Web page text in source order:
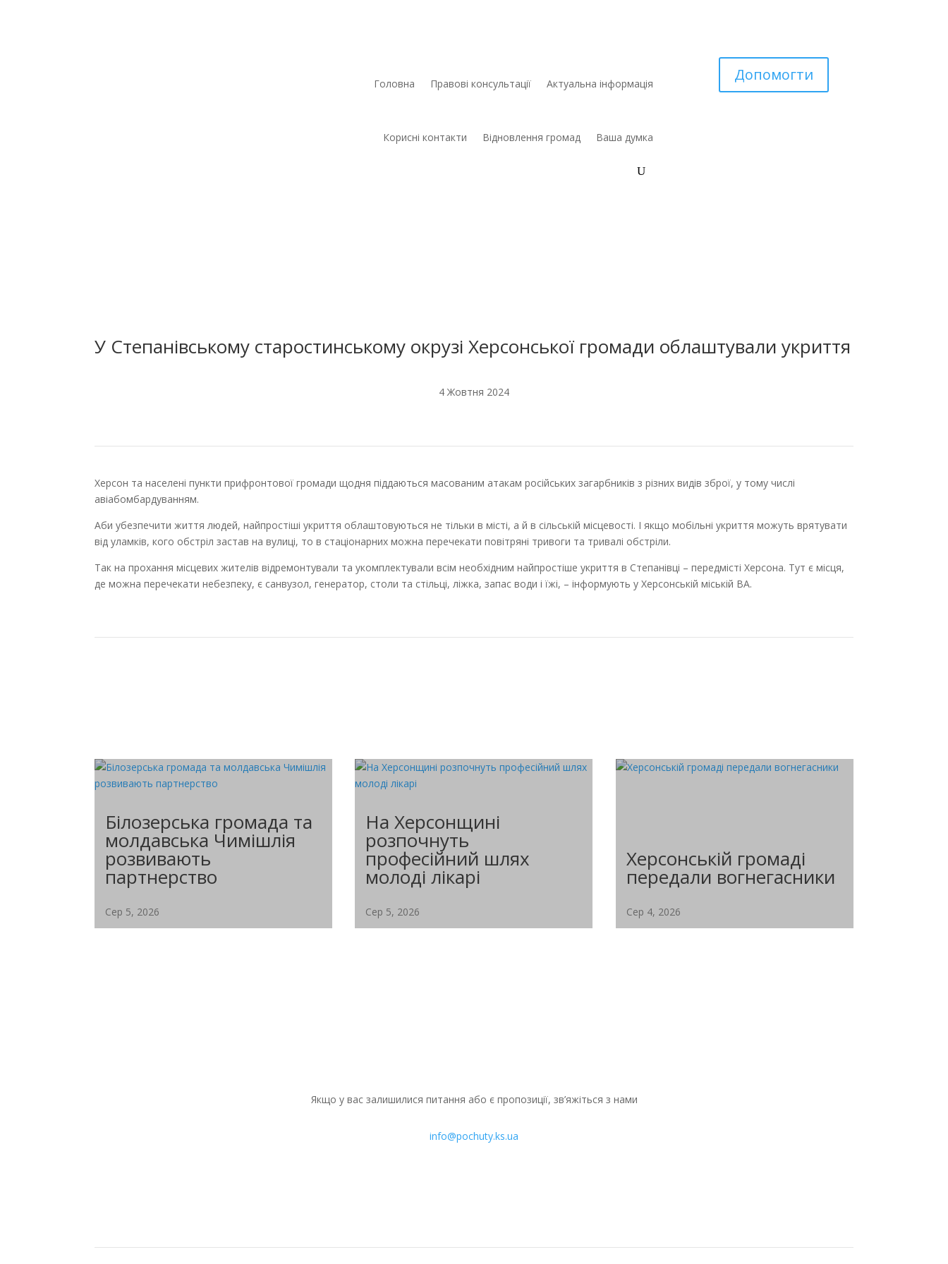
Головна Правові консультації Актуальна інформація
Корисні контакти Відновлення громад Ваша думка
Допомогти
У Степанівському старостинському окрузі Херсонської громади облаштували укриття
4 Жовтня 2024
Херсон та населені пункти прифронтової громади щодня піддаються масованим атакам російських загарбників з різних видів зброї, у тому числі
авіабомбардуванням.
Аби убезпечити життя людей, найпростіші укриття облаштовуються не тільки в місті, а й в сільській місцевості. І якщо мобільні укриття можуть врятувати
від уламків, кого обстріл застав на вулиці, то в стаціонарних можна перечекати повітряні тривоги та тривалі обстріли.
Так на прохання місцевих жителів відремонтували та укомплектували всім необхідним найпростіше укриття в Степанівці – передмісті Херсона. Тут є місця,
де можна перечекати небезпеку, є санвузол, генератор, столи та стільці, ліжка, запас води і їжі, – інформують у Херсонській міській ВА.
Білозерська громада та
молдавська Чимішлія
розвивають
партнерство
Сер 5, 2026
На Херсонщині
розпочнуть
професійний шлях
молоді лікарі
Сер 5, 2026
Херсонській громаді
передали вогнегасники
Сер 4, 2026
Якщо у вас залишилися питання або є пропозиції, зв’яжіться з нами
info@pochuty.ks.ua